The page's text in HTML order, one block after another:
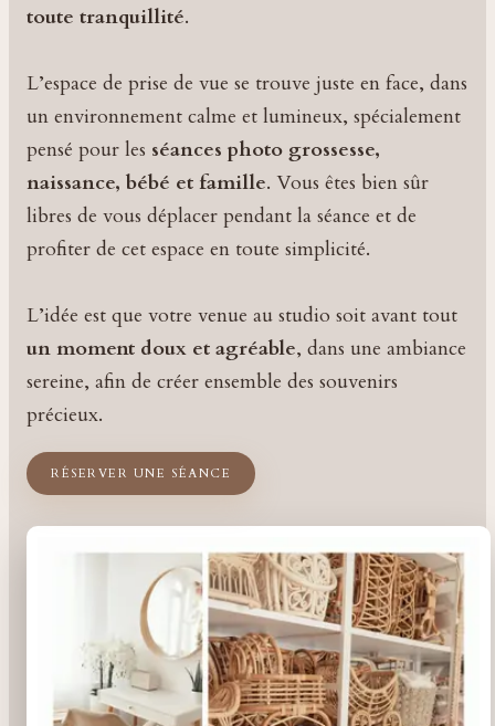
toute tranquillité.
L’espace de prise de vue se trouve juste en face, dans
un environnement calme et lumineux, spécialement
pensé pour les séances photo grossesse,
naissance, bébé et famille. Vous êtes bien sûr
libres de vous déplacer pendant la séance et de
profiter de cet espace en toute simplicité.
L’idée est que votre venue au studio soit avant tout
un moment doux et agréable, dans une ambiance
sereine, afin de créer ensemble des souvenirs
précieux.
RÉSERVER UNE SÉANCE